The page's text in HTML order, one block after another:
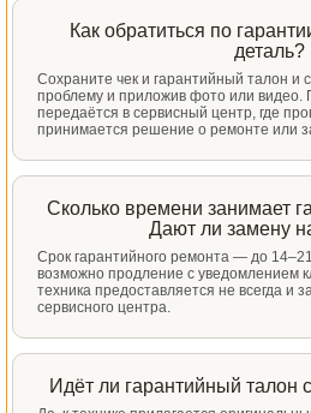
Как обратиться по
деталь?
Сохраните чек и гарантийный талон и
проблему и приложив фото или видео.
передаётся в сервисный центр, где
принимается решение о ремонте или
Сколько времени занимает
Дают ли замену
Срок гарантийного ремонта — до
возможно продление с уведомлением
техника предоставляется не всегда и
сервисного центра.
Идёт ли гарантийный талон